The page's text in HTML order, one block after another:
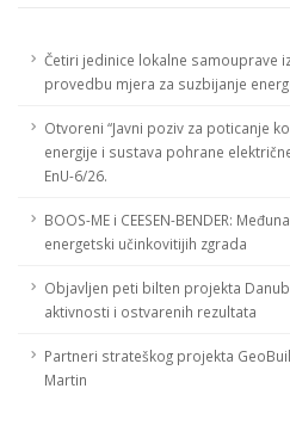
Četiri jedinice lokalne samouprave
provedbu mjera za suzbijanje
Otvoreni “Javni poziv za poticanje
energije i sustava pohrane
EnU-6/26.
BOOS-ME i CEESEN-BENDER:
energetski učinkovitijih zgrada
Objavljen peti bilten projekta
aktivnosti i ostvarenih rezultata
Partneri strateškog projekta
Martin